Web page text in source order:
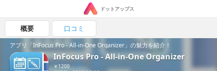
ドットアップス
概要 口コミ
アプリ「InFocus Pro - All-in-One Organizer」の魅力を紹介！
InFocus Pro - All-in-One Organizer
￥1200